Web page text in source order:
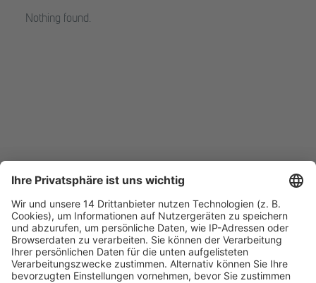
Nothing found.
Fachmedien Recht und Wirtschaft